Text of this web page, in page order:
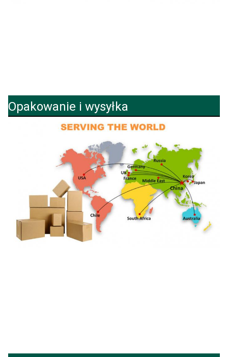
Opakowanie i wysyłka